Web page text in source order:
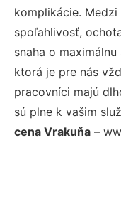
komplikácie.
spoľahlivosť,
snaha o
ktorá je pre nás
pracovníci majú
sú plne k vašim
cena Vrakuňa –